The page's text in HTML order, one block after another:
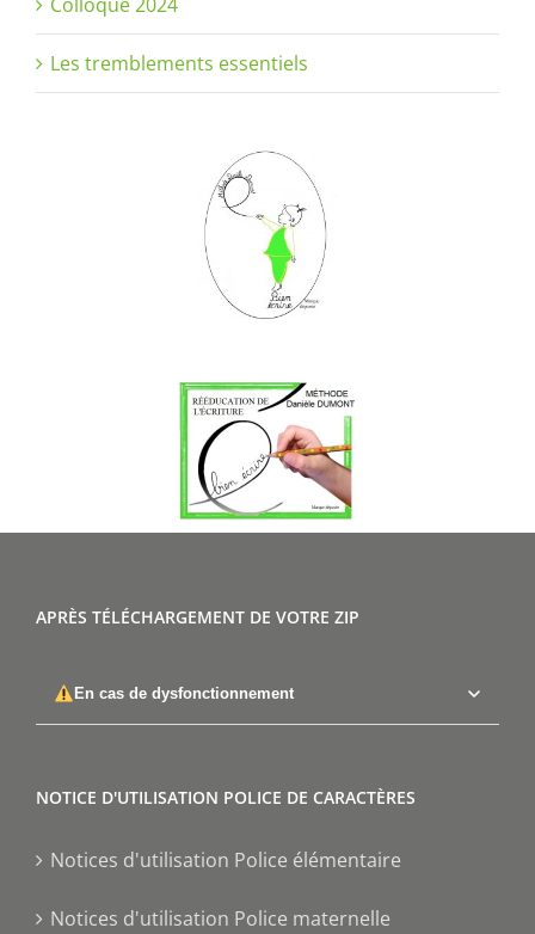
Colloque 2024
Les tremblements essentiels
APRÈS TÉLÉCHARGEMENT DE VOTRE ZIP
En cas de dysfonctionnement
NOTICE D'UTILISATION POLICE DE CARACTÈRES
Notices d'utilisation Police élémentaire
Notices d'utilisation Police maternelle